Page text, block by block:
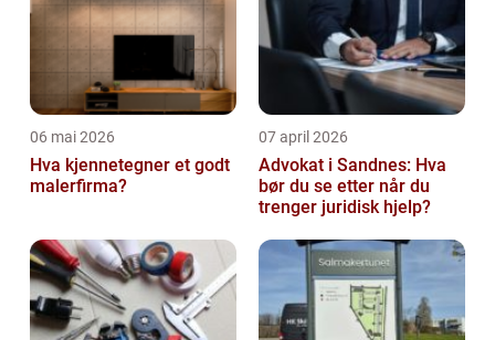
06 mai 2026
Hva kjennetegner et godt
malerfirma?
07 april 2026
Advokat i Sandnes: Hva
bør du se etter når du
trenger juridisk hjelp?